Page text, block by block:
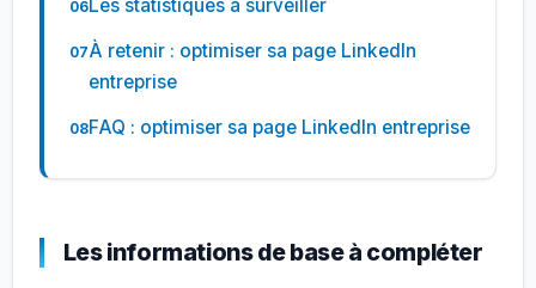
Les statistiques à surveiller
À retenir : optimiser sa page LinkedIn
entreprise
FAQ : optimiser sa page LinkedIn entreprise
Les informations de base à compléter